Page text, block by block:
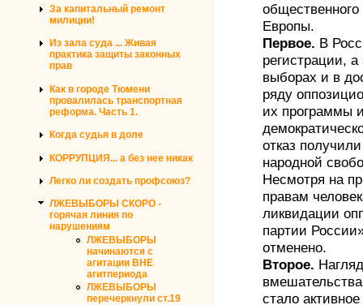
За капитальный ремонт
милиции!
Из зала суда ... Живая
практика защиты законных
прав
Как в городе Тюмени
провалилась транспортная
реформа. Часть 1.
Когда судья в доле
КОРРУПЦИЯ... а без нее никак
Легко ли создать профсоюз?
ЛЖЕВЫБОРЫ СКОРО -
горячая линия по
нарушениям
ЛЖЕВЫБОРЫ
начинаются с
агитации ВНЕ
агитпериода
ЛЖЕВЫБОРЫ
перечеркнули ст.19
Европы.
Первое. В
регистрации, а
выборах и в
ряду
их программы
отказ
народной
Несмотря на
правам
ликвидации
партии
отменено.
Второе.
стало